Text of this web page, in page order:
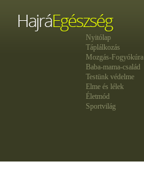
Nyitólap
Táplálkozás
Mozgás-Fogyókúra
Baba-mama-család
Testünk védelme
Elme és lélek
Életmód
Sportvilág